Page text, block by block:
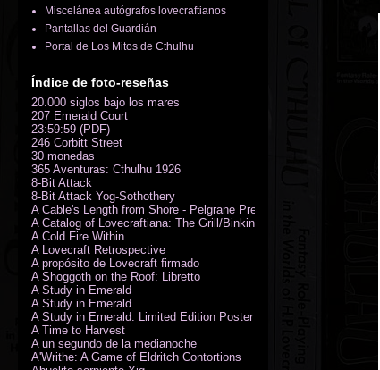
Miscelánea autógrafos lovecraftianos
Pantallas del Guardián
Portal de Los Mitos de Cthulhu
Índice de foto-reseñas
20.000 siglos bajo los mares
207 Emerald Court
23:59:59 (PDF)
246 Corbitt Street
30 monedas
365 Aventuras: Cthulhu 1926
8-Bit Attack
8-Bit Attack Yog-Sothothery
A Cable's Length from Shore - Pelgrane Press' FreeRPG 2018 (PDF)
A Catalog of Lovecraftiana: The Grill/Binkin Collection
A Cold Fire Within
A Lovecraft Retrospective
A propósito de Lovecraft firmado
A Shoggoth on the Roof: Libretto
A Study in Emerald
A Study in Emerald
A Study in Emerald: Limited Edition Poster (Neil Gaiman)
A Time to Harvest
A un segundo de la medianoche
A'Writhe: A Game of Eldritch Contortions